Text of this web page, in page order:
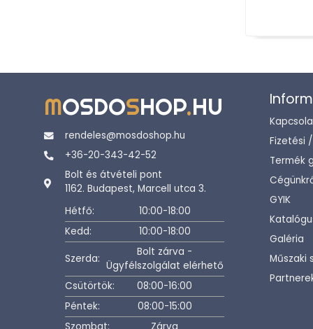
MOSDOSHOP.HU
rendeles@mosdoshop.hu
+36-20-343-42-52
Bolt és átvételi pont
1162. Budapest, Marcell utca 3.
Hétfő:
10:00-18:00
Kedd:
10:00-18:00
Szerda:
Bolt zárva -
Ügyfélszolgálat elérhető
Csütörtök:
08:00-16:00
Péntek:
08:00-15:00
Fizetési
Termék
GYIK
Galéria
Műszaki